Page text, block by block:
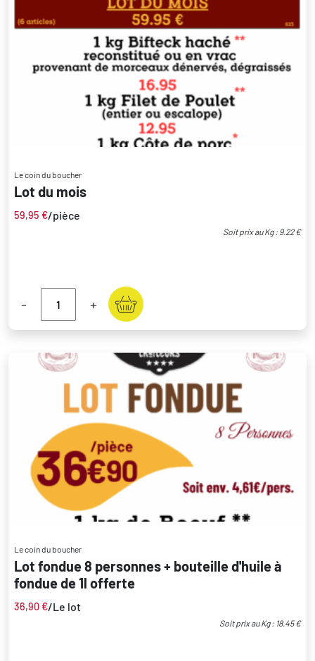
Le coin du boucher
Lot du mois
59,95 €/pièce
Soit prix au Kg : 9.22 €
- +
Le coin du boucher
Lot fondue 8 personnes + bouteille d'huile à
fondue de 1l offerte
36,90 €/Le lot
Soit prix au Kg : 18.45 €